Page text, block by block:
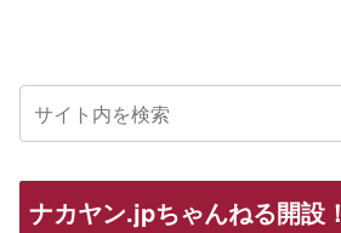
ナカヤン.jpちゃんねる開設！